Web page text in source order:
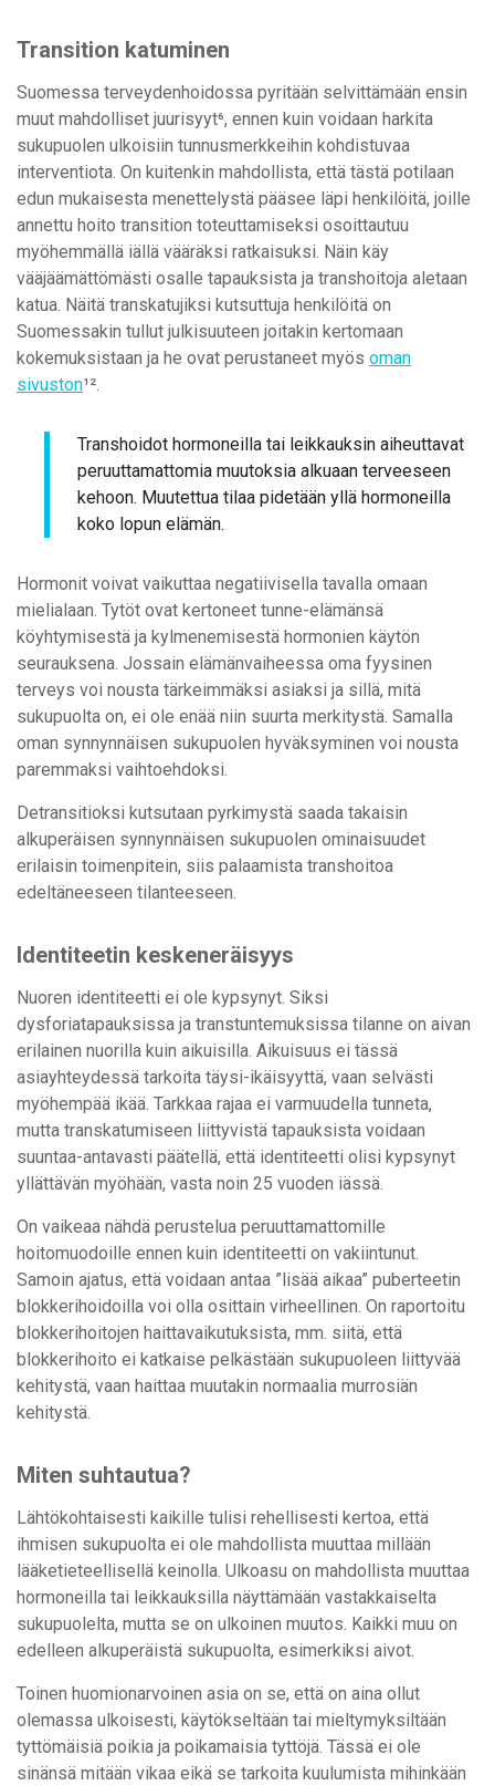
Transition katuminen
Suomessa terveydenhoidossa pyritään selvittämään ensin
muut mahdolliset juurisyyt⁶, ennen kuin voidaan harkita
sukupuolen ulkoisiin tunnusmerkkeihin kohdistuvaa
interventiota. On kuitenkin mahdollista, että tästä potilaan
edun mukaisesta menettelystä pääsee läpi henkilöitä, joille
annettu hoito transition toteuttamiseksi osoittautuu
myöhemmällä iällä vääräksi ratkaisuksi. Näin käy
vääjäämättömästi osalle tapauksista ja transhoitoja aletaan
katua. Näitä transkatujiksi kutsuttuja henkilöitä on
Suomessakin tullut julkisuuteen joitakin kertomaan
kokemuksistaan ja he ovat perustaneet myös oman
sivuston¹².
Transhoidot hormoneilla tai leikkauksin aiheuttavat
peruuttamattomia muutoksia alkuaan terveeseen
kehoon. Muutettua tilaa pidetään yllä hormoneilla
koko lopun elämän.
Hormonit voivat vaikuttaa negatiivisella tavalla omaan
mielialaan. Tytöt ovat kertoneet tunne-elämänsä
köyhtymisestä ja kylmenemisestä hormonien käytön
seurauksena. Jossain elämänvaiheessa oma fyysinen
terveys voi nousta tärkeimmäksi asiaksi ja sillä, mitä
sukupuolta on, ei ole enää niin suurta merkitystä. Samalla
oman synnynnäisen sukupuolen hyväksyminen voi nousta
paremmaksi vaihtoehdoksi.
Detransitioksi kutsutaan pyrkimystä saada takaisin
alkuperäisen synnynnäisen sukupuolen ominaisuudet
erilaisin toimenpitein, siis palaamista transhoitoa
edeltäneeseen tilanteeseen.
Identiteetin keskeneräisyys
Nuoren identiteetti ei ole kypsynyt. Siksi
dysforiatapauksissa ja transtuntemuksissa tilanne on aivan
erilainen nuorilla kuin aikuisilla. Aikuisuus ei tässä
asiayhteydessä tarkoita täysi-ikäisyyttä, vaan selvästi
myöhempää ikää. Tarkkaa rajaa ei varmuudella tunneta,
mutta transkatumiseen liittyvistä tapauksista voidaan
suuntaa-antavasti päätellä, että identiteetti olisi kypsynyt
yllättävän myöhään, vasta noin 25 vuoden iässä.
On vaikeaa nähdä perustelua peruuttamattomille
hoitomuodoille ennen kuin identiteetti on vakiintunut.
Samoin ajatus, että voidaan antaa ”lisää aikaa” puberteetin
blokkerihoidoilla voi olla osittain virheellinen. On raportoitu
blokkerihoitojen haittavaikutuksista, mm. siitä, että
blokkerihoito ei katkaise pelkästään sukupuoleen liittyvää
kehitystä, vaan haittaa muutakin normaalia murrosiän
kehitystä.
Miten suhtautua?
Lähtökohtaisesti kaikille tulisi rehellisesti kertoa, että
ihmisen sukupuolta ei ole mahdollista muuttaa millään
lääketieteellisellä keinolla. Ulkoasu on mahdollista muuttaa
hormoneilla tai leikkauksilla näyttämään vastakkaiselta
sukupuolelta, mutta se on ulkoinen muutos. Kaikki muu on
edelleen alkuperäistä sukupuolta, esimerkiksi aivot.
Toinen huomionarvoinen asia on se, että on aina ollut
olemassa ulkoisesti, käytökseltään tai mieltymyksiltään
tyttömäisiä poikia ja poikamaisia tyttöjä. Tässä ei ole
sinänsä mitään vikaa eikä se tarkoita kuulumista mihinkään